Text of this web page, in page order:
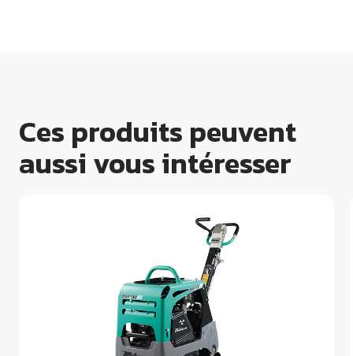
Ces produits peuvent
aussi vous intéresser